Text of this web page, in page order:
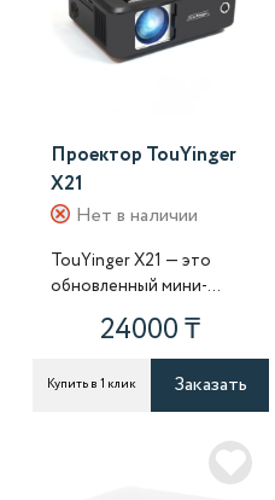
Проектор TouYinger
X21
Нет в наличии
TouYinger X21 — это
обновленный мини-
с функцией
зеркалирования экран..
24000 ₸
Купить в 1 клик Заказать